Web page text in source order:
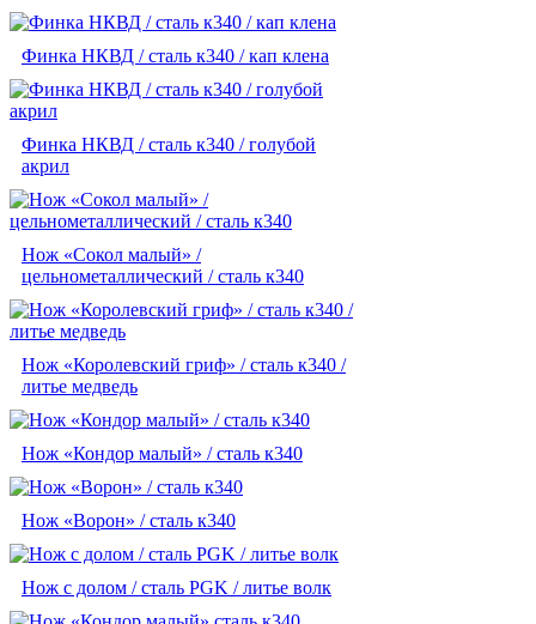
Финка НКВД / сталь к340 / кап клена
Финка НКВД / сталь к340 / голубой
акрил
Нож «Сокол малый» /
цельнометаллический / сталь к340
Нож «Королевский гриф» / сталь к340 /
литье медведь
Нож «Кондор малый» / сталь к340
Нож «Ворон» / сталь к340
Нож с долом / сталь PGK / литье волк